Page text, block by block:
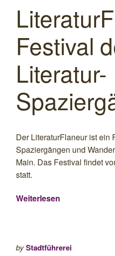
Festival
Literatur-
Der LiteraturFlaneur ist ein
Spaziergängen und
Main. Das Festival findet
statt.
Weiterlesen
byStadtführerei